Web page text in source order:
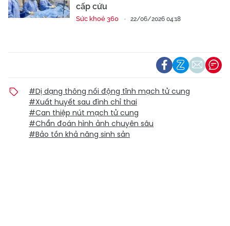
cấp cứu
Sức khoẻ 360 22/06/2026 04:18
#Dị dạng thông nối động tĩnh mạch tử cung
#Xuất huyết sau đình chỉ thai
#Can thiệp nút mạch tử cung
#Chẩn đoán hình ảnh chuyên sâu
#Bảo tồn khả năng sinh sản